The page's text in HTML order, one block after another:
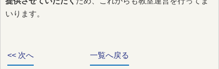
いります。
<< 次へ 一覧へ戻る